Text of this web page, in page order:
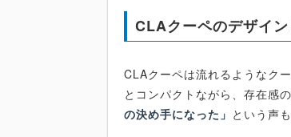
CLAクーペのデザイ
CLAクーペは流れるようなク
とコンパクトながら、存在感
の決め手になった」 という声